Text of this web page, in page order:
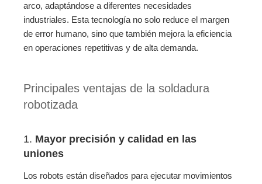
arco, adaptándose a diferentes necesidades
industriales. Esta tecnología no solo reduce el margen
de error humano, sino que también mejora la eficiencia
en operaciones repetitivas y de alta demanda.
Principales ventajas de la soldadura
robotizada
1. Mayor precisión y calidad en las
uniones
Los robots están diseñados para ejecutar movimientos